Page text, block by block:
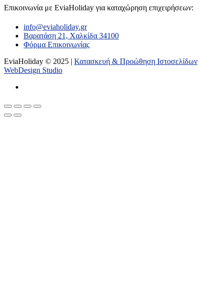
Επικοινωνία με ΕviaHoliday για καταχώρηση επιχειρήσεων:
info@eviaholiday.gr
Βαρατάση 21, Χαλκίδα 34100
Φόρμα Επικοινωνίας
EviaHoliday © 2025 | Κατασκευή & Προώθηση Ιστοσελίδων
WebDesign Studio